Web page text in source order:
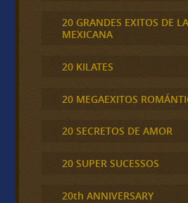
20 GRANDES EXITOS DE
MEXICANA
20 KILATES
20 MEGAEXITOS
20 SECRETOS DE AMOR
20 SUPER SUCESSOS
20th ANNIVERSARY